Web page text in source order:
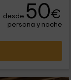
desde 50€
persona y noche